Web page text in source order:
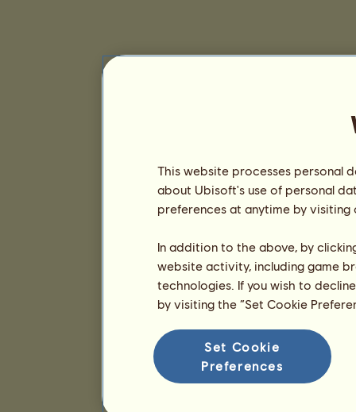
This website processes personal
about Ubisoft's use of personal
preferences at anytime by
In addition to the above, by
website activity, including game
technologies. If you wish to
by visiting the “Set Cookie
Set Cookie
Preferences